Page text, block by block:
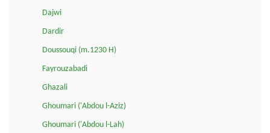
Dajwi
Dardir
Doussouqi (m.1230 H)
Fayrouzabadi
Ghazali
Ghoumari ('Abdou l-Aziz)
Ghoumari ('Abdou l-Lah)